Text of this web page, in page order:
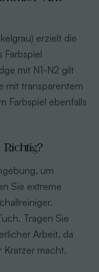
erzielt die
Farbspiel
mit N1-N2 gilt
mit transparentem
Farbspiel ebenfalls
um
Sie extreme
Tragen Sie
Arbeit, da
macht.